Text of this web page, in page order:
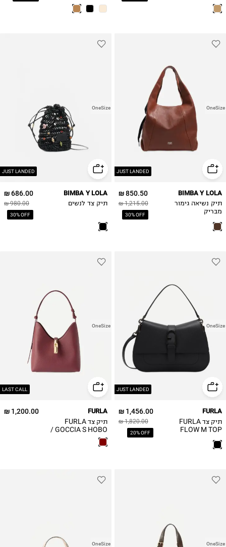
JUST LANDED
OneSize
850.50 ₪
1,215.00 ₪
30% OFF
BIMBA Y LOLA
תיק נשיאה גימור
מבריק
JUST LANDED
OneSize
686.00 ₪
980.00 ₪
30% OFF
BIMBA Y LOLA
תיק צד לנשים
JUST LANDED
OneSize
1,456.00 ₪
1,820.00 ₪
20% OFF
FURLA
תיק צד FURLA
FLOW M TOP
LAST CALL
OneSize
1,200.00 ₪ FURLA
תיק צד FURLA
GOCCIA S HOBO /
נשים
OneSize
OneSize